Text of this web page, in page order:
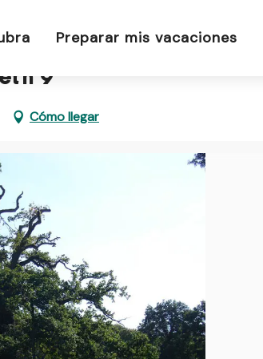
Preparar mis vacaciones
n°9
Cómo llegar